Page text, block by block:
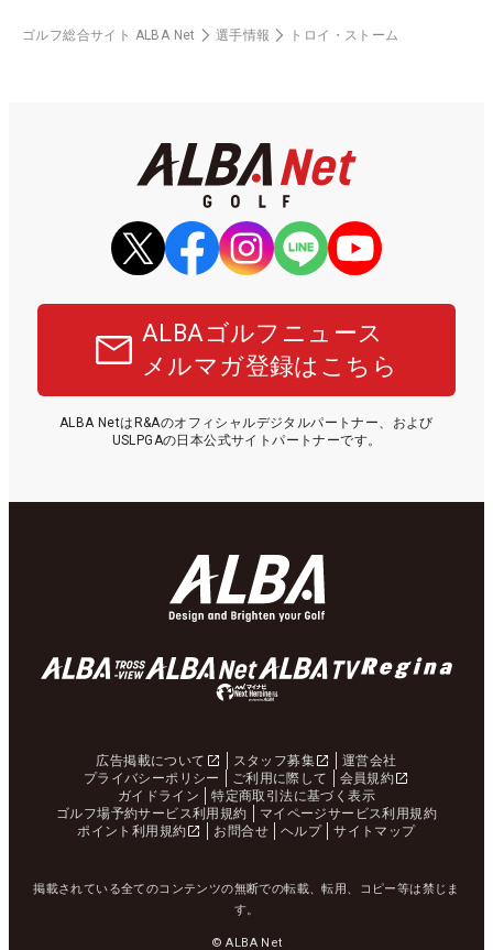
ゴルフ総合サイト ALBA Net 選手情報 トロイ・ストーム
ALBAゴルフニュース
メルマガ登録はこちら
ALBA NetはR&Aのオフィシャルデジタルパートナー、および
USLPGAの日本公式サイトパートナーです。
広告掲載について スタッフ募集
運営会社
プライバシーポリシー
ご利用に際して
会員規約
ガイドライン
特定商取引法に基づく表示
ゴルフ場予約サービス利用規約
マイページサービス利用規約
ポイント利用規約
お問合せ ヘルプ サイトマップ
掲載されている全てのコンテンツの無断での転載、転用、コピー等は禁じま
す。
© ALBA Net